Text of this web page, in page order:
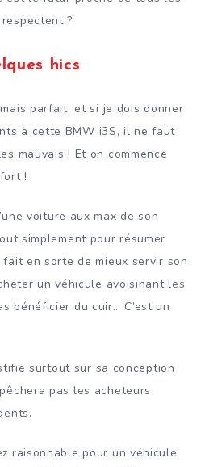
?
hics
parfait, et si je dois donner
à cette BMW i3S, il ne faut
mauvais ! Et on commence
!
voiture aux max de son
simplement pour résumer
en sorte de mieux servir son
un véhicule avoisinant les
bénéficier du cuir… C’est un
surtout sur sa conception
pas les acheteurs
raisonnable pour un véhicule